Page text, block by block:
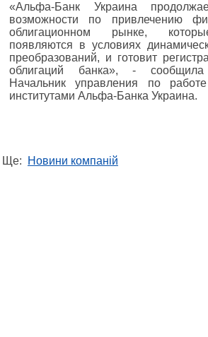
«Альфа-Банк Украина
возможности по привлечению
облигационном рынке,
появляются в условиях
преобразований, и готовит
облигаций банка», -
Начальник управления по
институтами Альфа-Банка Украина.
Ще: Новини компаній